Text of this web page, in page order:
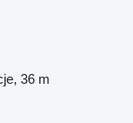
36 m